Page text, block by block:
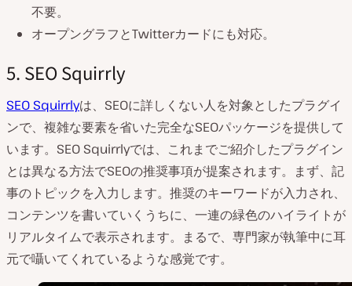
不要。
オープングラフとTwitterカードにも対応。
5. SEO Squirrly
SEO Squirrlyは、SEOに詳しくない人を対象としたプラグイ
ンで、複雑な要素を省いた完全なSEOパッケージを提供して
います。SEO Squirrlyでは、これまでご紹介したプラグイン
とは異なる方法でSEOの推奨事項が提案されます。まず、記
事のトピックを入力します。推奨のキーワードが入力され、
コンテンツを書いていくうちに、一連の緑色のハイライトが
リアルタイムで表示されます。まるで、専門家が執筆中に耳
元で囁いてくれているような感覚です。